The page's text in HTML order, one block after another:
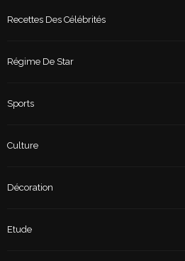
Recettes Des Célébrités
Régime De Star
Sports
Culture
Décoration
Etude